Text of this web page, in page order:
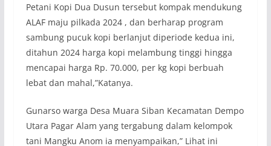
Petani Kopi Dua Dusun tersebut kompak mendukung
ALAF maju pilkada 2024 , dan berharap program
sambung pucuk kopi berlanjut diperiode kedua ini,
ditahun 2024 harga kopi melambung tinggi hingga
mencapai harga Rp. 70.000, per kg kopi berbuah
lebat dan mahal,”Katanya.
Gunarso warga Desa Muara Siban Kecamatan Dempo
Utara Pagar Alam yang tergabung dalam kelompok
tani Mangku Anom ia menyampaikan,” Lihat ini